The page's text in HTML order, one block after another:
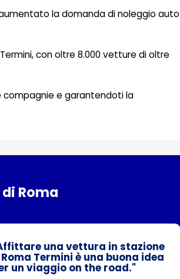
la domanda di noleggio auto
con oltre 8.000 vetture di oltre
compagnie e garantendoti la
Roma
una vettura in stazione
Termini è una buona idea
un viaggio on the road."